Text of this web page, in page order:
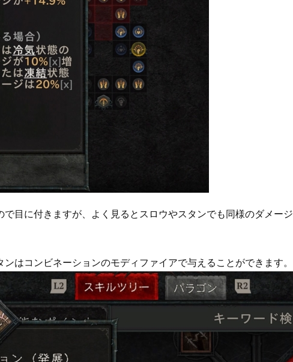
目に付きますが、よく見るとスロウやスタンでも同様のダメージ
はコンビネーションのモディファイアで与えることができます。